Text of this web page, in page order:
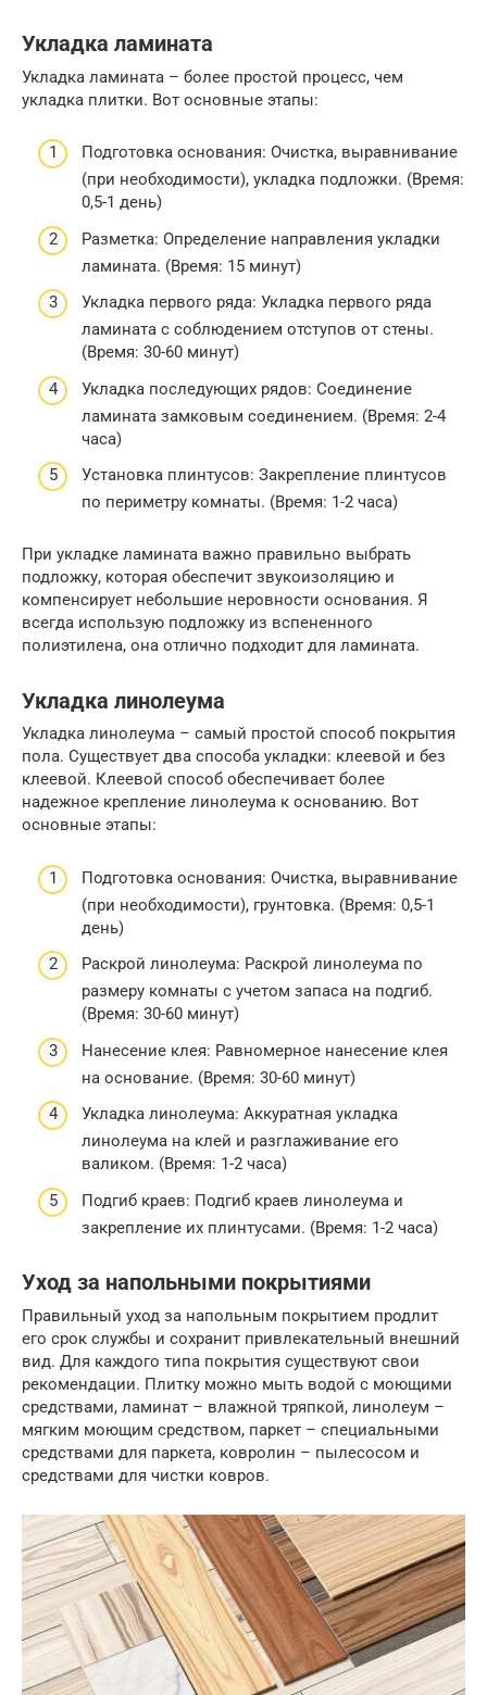
Укладка ламината
Укладка ламината – более простой процесс, чем
укладка плитки. Вот основные этапы:
Подготовка основания: Очистка, выравнивание
(при необходимости), укладка подложки. (Время:
0,5-1 день)
Разметка: Определение направления укладки
ламината. (Время: 15 минут)
Укладка первого ряда: Укладка первого ряда
ламината с соблюдением отступов от стены.
(Время: 30-60 минут)
Укладка последующих рядов: Соединение
ламината замковым соединением. (Время: 2-4
часа)
Установка плинтусов: Закрепление плинтусов
по периметру комнаты. (Время: 1-2 часа)
При укладке ламината важно правильно выбрать
подложку, которая обеспечит звукоизоляцию и
компенсирует небольшие неровности основания. Я
всегда использую подложку из вспененного
полиэтилена, она отлично подходит для ламината.
Укладка линолеума
Укладка линолеума – самый простой способ покрытия
пола. Существует два способа укладки: клеевой и без
клеевой. Клеевой способ обеспечивает более
надежное крепление линолеума к основанию. Вот
основные этапы:
Подготовка основания: Очистка, выравнивание
(при необходимости), грунтовка. (Время: 0,5-1
день)
Раскрой линолеума: Раскрой линолеума по
размеру комнаты с учетом запаса на подгиб.
(Время: 30-60 минут)
Нанесение клея: Равномерное нанесение клея
на основание. (Время: 30-60 минут)
Укладка линолеума: Аккуратная укладка
линолеума на клей и разглаживание его
валиком. (Время: 1-2 часа)
Подгиб краев: Подгиб краев линолеума и
закрепление их плинтусами. (Время: 1-2 часа)
Уход за напольными покрытиями
Правильный уход за напольным покрытием продлит
его срок службы и сохранит привлекательный внешний
вид. Для каждого типа покрытия существуют свои
рекомендации. Плитку можно мыть водой с моющими
средствами, ламинат – влажной тряпкой, линолеум –
мягким моющим средством, паркет – специальными
средствами для паркета, ковролин – пылесосом и
средствами для чистки ковров.